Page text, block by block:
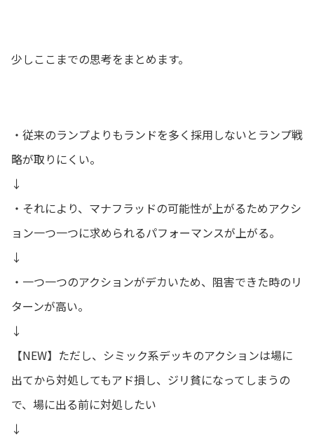
少しここまでの思考をまとめます。
・従来のランプよりもランドを多く採用しないとランプ戦
略が取りにくい。
↓
・それにより、マナフラッドの可能性が上がるためアクシ
ョン一つ一つに求められるパフォーマンスが上がる。
↓
・一つ一つのアクションがデカいため、阻害できた時のリ
ターンが高い。
↓
【NEW】ただし、シミック系デッキのアクションは場に
出てから対処してもアド損し、ジリ貧になってしまうの
で、場に出る前に対処したい
↓